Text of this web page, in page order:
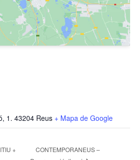
1. 43204 Reus + Mapa de Google
+
CONTEMPORANEUS –